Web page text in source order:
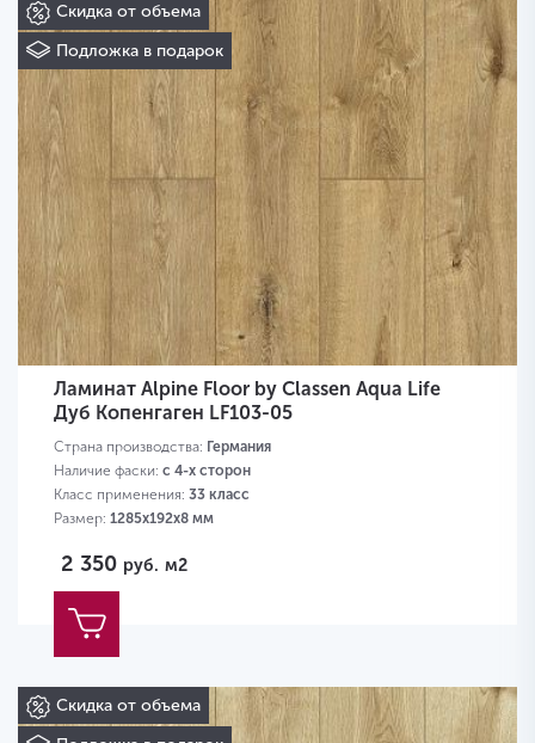
Скидка от объема
Подложка в подарок
Ламинат Alpine Floor by Classen Aqua Life
Дуб Копенгаген LF103-05
Страна производства: Германия
Наличие фаски: с 4-х сторон
Класс применения: 33 класс
Размер: 1285х192х8 мм
2 350 руб. м2
Скидка от объема